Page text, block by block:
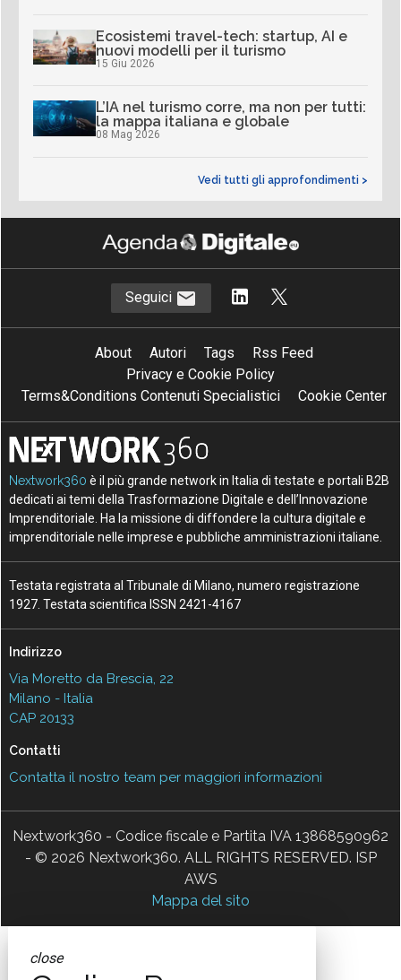
Ecosistemi travel-tech: startup, AI e
nuovi modelli per il turismo
15 Giu 2026
L’IA nel turismo corre, ma non per tutti:
la mappa italiana e globale
08 Mag 2026
Vedi tutti gli approfondimenti >
Seguici
About Autori Tags
Rss Feed
Privacy e Cookie Policy
Terms&Conditions Contenuti Specialistici
Cookie Center
Nextwork360 è il più grande network in Italia di testate e portali B2B
dedicati ai temi della Trasformazione Digitale e dell’Innovazione
Imprenditoriale. Ha la missione di diffondere la cultura digitale e
imprenditoriale nelle imprese e pubbliche amministrazioni italiane.
Testata registrata al Tribunale di Milano, numero registrazione
1927. Testata scientifica ISSN 2421-4167
Indirizzo
Via Moretto da Brescia, 22
Milano - Italia
CAP 20133
Contatti
Contatta il nostro team per maggiori informazioni
Nextwork360 - Codice fiscale e Partita IVA 13868590962
- © 2026 Nextwork360. ALL RIGHTS RESERVED. ISP
AWS
Mappa del sito
close